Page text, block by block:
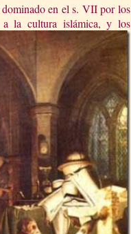
en el s. VII por los
a la cultura islámica, y los